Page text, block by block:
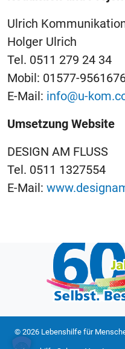
Ulrich
Holger Ulrich
Tel. 0511 279 24 34
Mobil: 01577-
E-Mail: info@u-
Umsetzung Website
DESIGN AM FLUSS
Tel. 0511 1327554
E-Mail:
© 2026 Lebenshilfe für